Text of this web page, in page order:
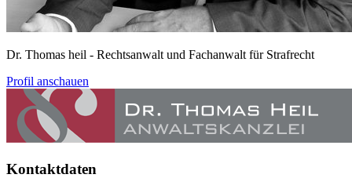
Dr. Thomas heil - Rechtsanwalt und Fachanwalt für Strafrecht
Profil anschauen
Kontaktdaten